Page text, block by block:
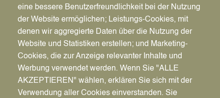
eine bessere Benutzerfreundlichkeit bei der Nutzung
der Website ermöglichen; Leistungs-Cookies, mit
denen wir aggregierte Daten über die Nutzung der
Website und Statistiken erstellen; und Marketing-
Cookies, die zur Anzeige relevanter Inhalte und
Werbung verwendet werden. Wenn Sie "ALLE
AKZEPTIEREN" wählen, erklären Sie sich mit der
Verwendung aller Cookies einverstanden. Sie